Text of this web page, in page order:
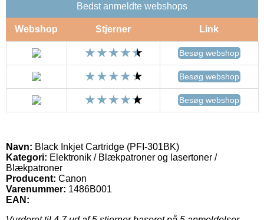
Bedst anmeldte webshops
Webshop Stjerner Link
Besøg webshop
Besøg webshop
Besøg webshop
Navn: Black Inkjet Cartridge (PFI-301BK)
Kategori: Elektronik / Blækpatroner og lasertoner /
Blækpatroner
Producent: Canon
Varenummer: 1486B001
EAN: